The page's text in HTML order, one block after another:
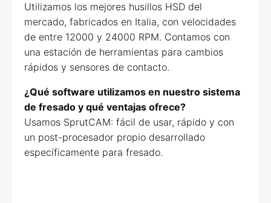
Utilizamos los mejores husillos HSD del
mercado, fabricados en Italia, con velocidades
de entre 12000 y 24000 RPM. Contamos con
una estación de herramientas para cambios
rápidos y sensores de contacto.
¿Qué software utilizamos en nuestro sistema
de fresado y qué ventajas ofrece?
Usamos SprutCAM: fácil de usar, rápido y con
un post-procesador propio desarrollado
específicamente para fresado.